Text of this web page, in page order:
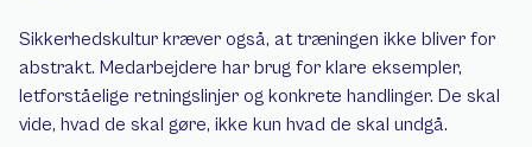
Sikkerhedskultur kræver også, at træningen ikke bliver for
abstrakt. Medarbejdere har brug for klare eksempler,
letforståelige retningslinjer og konkrete handlinger. De skal
vide, hvad de skal gøre, ikke kun hvad de skal undgå.